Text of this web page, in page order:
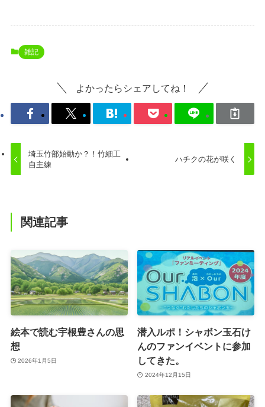
雑記
よかったらシェアしてね！
埼玉竹部始動か？！竹細工
自主練
ハチクの花が咲く
関連記事
絵本で読む宇根豊さんの思
想
2026年1月5日
潜入ルポ！シャボン玉石け
んのファンイベントに参加
してきた。
2024年12月15日